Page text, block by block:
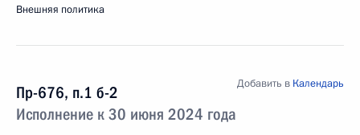
Внешняя политика
Пр-676, п.1 б-2
Исполнение к 30 июня 2024 года
Добавить в Календарь